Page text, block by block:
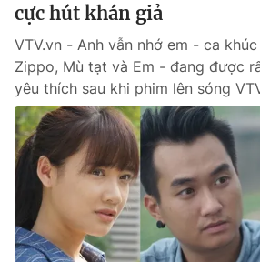
cực hút khán giả
VTV.vn - Anh vẫn nhớ em - ca
Zippo, Mù tạt và Em - đang được
yêu thích sau khi phim lên sóng